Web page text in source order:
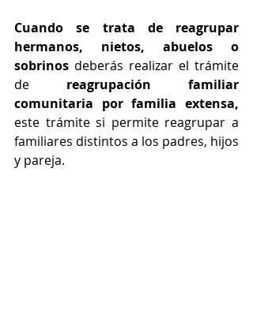
Cuando se trata de reagrupar
hermanos, nietos, abuelos o
sobrinos deberás realizar el trámite
de reagrupación familiar
este trámite si permite reagrupar a
familiares distintos a los padres, hijos
y pareja.